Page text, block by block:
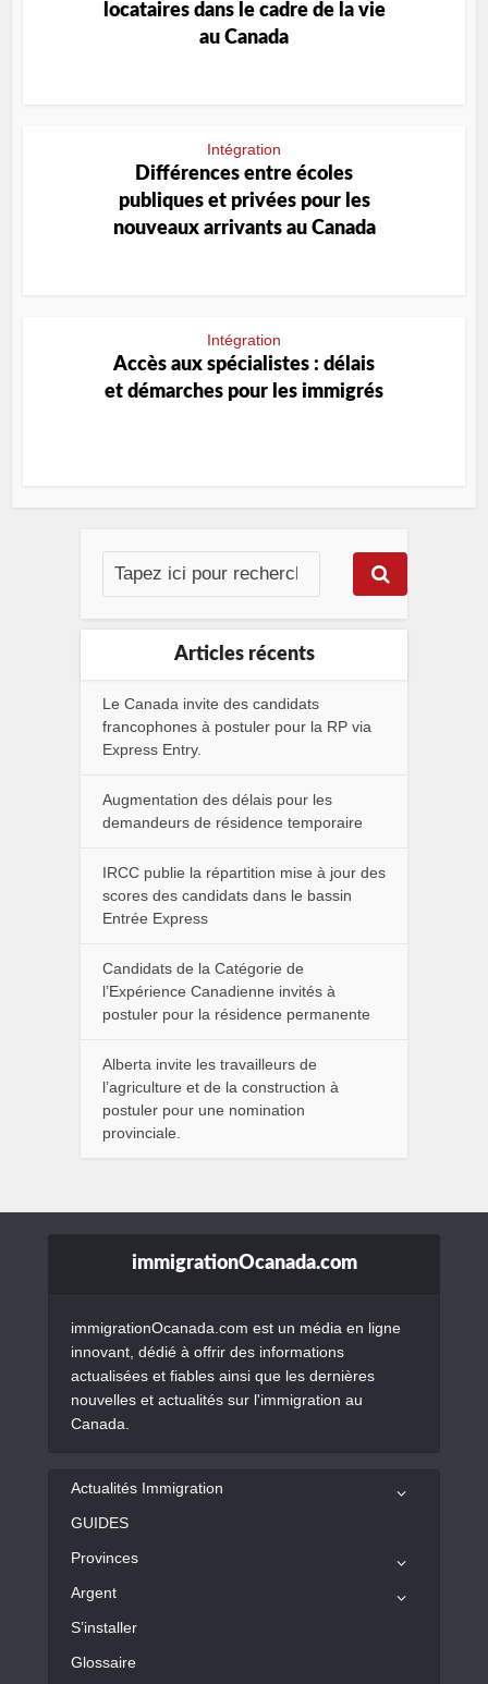
locataires dans le cadre de la vie
au Canada
Intégration
Différences entre écoles
publiques et privées pour les
nouveaux arrivants au Canada
Intégration
Accès aux spécialistes : délais
et démarches pour les immigrés
Articles récents
Le Canada invite des candidats
francophones à postuler pour la RP via
Express Entry.
Augmentation des délais pour les
demandeurs de résidence temporaire
IRCC publie la répartition mise à jour des
scores des candidats dans le bassin
Entrée Express
Candidats de la Catégorie de
l’Expérience Canadienne invités à
postuler pour la résidence permanente
Alberta invite les travailleurs de
l’agriculture et de la construction à
postuler pour une nomination
provinciale.
immigrationOcanada.com
immigrationOcanada.com est un média en ligne
innovant, dédié à offrir des informations
actualisées et fiables ainsi que les dernières
nouvelles et actualités sur l'immigration au
Canada.
Actualités Immigration
GUIDES
Provinces
Argent
S’installer
Glossaire